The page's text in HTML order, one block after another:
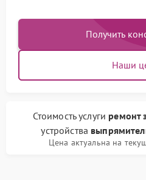
Получить
Наши
Стоимость услуги ремонт
устройства
Цена актуальна на